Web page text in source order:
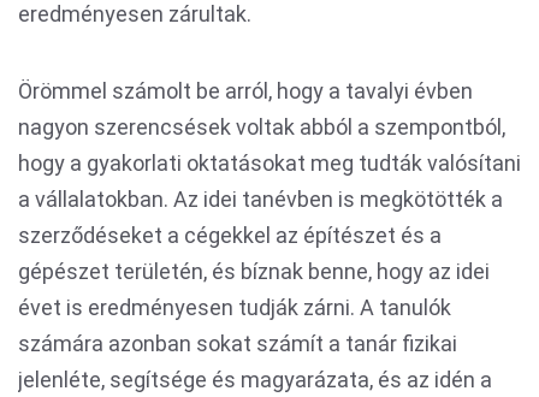
eredményesen zárultak.
Örömmel számolt be arról, hogy a tavalyi évben
nagyon szerencsések voltak abból a szempontból,
hogy a gyakorlati oktatásokat meg tudták valósítani
a vállalatokban. Az idei tanévben is megkötötték a
szerződéseket a cégekkel az építészet és a
gépészet területén, és bíznak benne, hogy az idei
évet is eredményesen tudják zárni. A tanulók
számára azonban sokat számít a tanár fizikai
jelenléte, segítsége és magyarázata, és az idén a